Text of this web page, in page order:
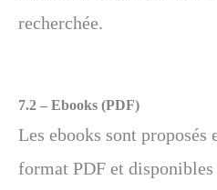
recherchée.
7.2 – Ebooks (PDF)
Les ebooks sont proposés
format PDF et disponibles